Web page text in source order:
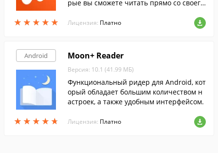
★ ★ ★ ★ ★
★ ★ ★ ★ ★
рые вы сможете читать прямо со своего
о.
Лицензия: Платно
Android
★ ★ ★ ★ ★
★ ★ ★ ★ ★
Moon+ Reader
Версия: 10.1 (41.99 МБ)
Функциональный ридер для Android, кот
орый обладает большим количеством н
астроек, а также удобным интерфейсом.
Лицензия: Платно